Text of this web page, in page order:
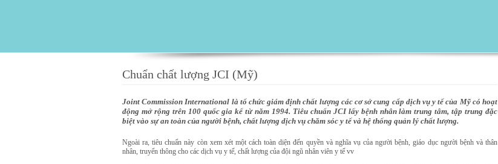
Chuẩn chất lượng JCI (Mỹ)
Joint Commission International là tổ chức giám định chất lượng các cơ sở cung cấp dịch vụ y tế của Mỹ có hoạt
động mở rộng trên 100 quốc gia kể từ năm 1994. Tiêu chuẩn JCI lấy bệnh nhân làm trung tâm, tập trung đặc
biệt vào sự an toàn của người bệnh, chất lượng dịch vụ chăm sóc y tế và hệ thống quản lý chất lượng.
Ngoài ra, tiêu chuẩn này còn xem xét một cách toàn diện đến quyền và nghĩa vụ của người bệnh, giáo dục người bệnh và thân
nhân, truyển thông cho các dịch vụ y tế, chất lượng của đội ngũ nhân viên y tế vv